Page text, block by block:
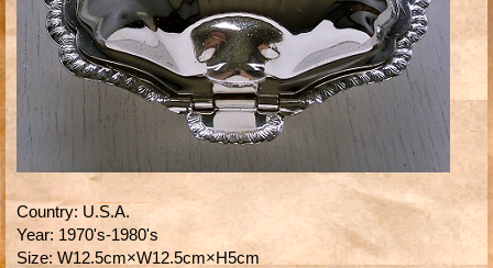
Country: U.S.A.
Year: 1970's-1980's
Size: W12.5cm×W12.5cm×H5cm